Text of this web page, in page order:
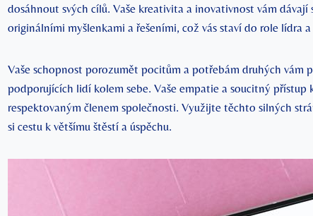
dosáhnout svých cílů. Vaše kreativita a inovativnost vám
originálními myšlenkami a řešeními, což vás staví do role lídra
Vaše schopnost porozumět pocitům a potřebám druhých vám
podporujících lidí kolem sebe. Vaše empatie a soucitný přístup
respektovaným členem společnosti. Využijte těchto silných
si cestu k většímu štěstí a úspěchu.